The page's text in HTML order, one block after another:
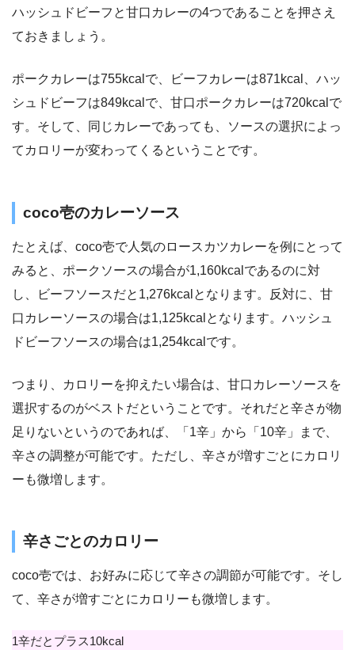
ハッシュドビーフと甘口カレーの4つであることを押さえ
ておきましょう。
ポークカレーは755kcalで、ビーフカレーは871kcal、ハッ
シュドビーフは849kcalで、甘口ポークカレーは720kcalで
す。そして、同じカレーであっても、ソースの選択によっ
てカロリーが変わってくるということです。
coco壱のカレーソース
たとえば、coco壱で人気のロースカツカレーを例にとって
みると、ポークソースの場合が1,160kcalであるのに対
し、ビーフソースだと1,276kcalとなります。反対に、甘
口カレーソースの場合は1,125kcalとなります。ハッシュ
ドビーフソースの場合は1,254kcalです。
つまり、カロリーを抑えたい場合は、甘口カレーソースを
選択するのがベストだということです。それだと辛さが物
足りないというのであれば、「1辛」から「10辛」まで、
辛さの調整が可能です。ただし、辛さが増すごとにカロリ
ーも微増します。
辛さごとのカロリー
coco壱では、お好みに応じて辛さの調節が可能です。そし
て、辛さが増すごとにカロリーも微増します。
1辛だとプラス10kcal